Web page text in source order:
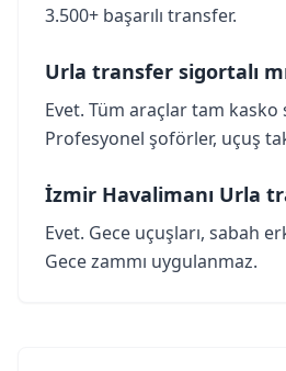
3.500+ başarılı transfer.
Urla transfer sigortalı
Evet. Tüm araçlar tam kasko
Profesyonel şoförler, uçuş
İzmir Havalimanı Urla
Evet. Gece uçuşları, sabah
Gece zammı uygulanmaz.